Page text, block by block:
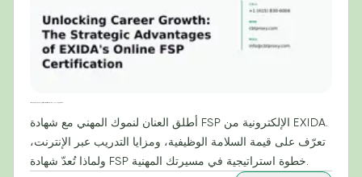
أطلق العنان لنموك المهني مع شهادة FSP الإلكترونية من EXIDA.
تعرّف على قيمة السلامة الوظيفية، ومزايا التدريب عبر الإنترنت،